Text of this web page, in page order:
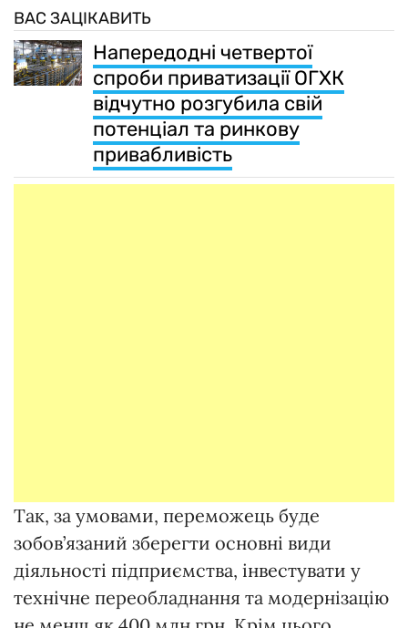
ВАС ЗАЦІКАВИТЬ
Напередодні четвертої
спроби приватизації ОГХК
відчутно розгубила свій
потенціал та ринкову
привабливість
Так, за умовами, переможець буде
зобов’язаний зберегти основні види
діяльності підприємства, інвестувати у
технічне переобладнання та модернізацію